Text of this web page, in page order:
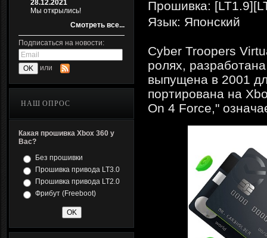
28.12.2021
Мы открылись!
Смотреть все...
Подписаться на новости:
или
НАШ ОПРОС
Какая прошивка Xbox 360 у
Вас?
Без прошивки
Прошивка привода LT3.0
Прошивка привода LT2.0
Фрибут (Freeboot)
Прошивка:
Язык: Японский
Cyber Troopers
ролях,
выпущена в 2001
портирована на
On 4 Force,"